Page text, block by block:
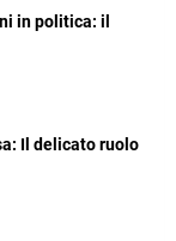
in politica: il
Il delicato ruolo